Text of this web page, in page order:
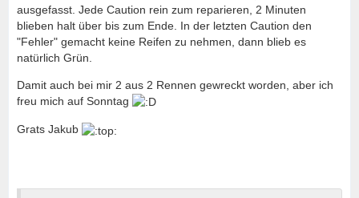
ausgefasst. Jede Caution rein zum reparieren, 2 Minuten
blieben halt über bis zum Ende. In der letzten Caution den
"Fehler" gemacht keine Reifen zu nehmen, dann blieb es
natürlich Grün.
Damit auch bei mir 2 aus 2 Rennen gewreckt worden, aber ich
freu mich auf Sonntag
Grats Jakub